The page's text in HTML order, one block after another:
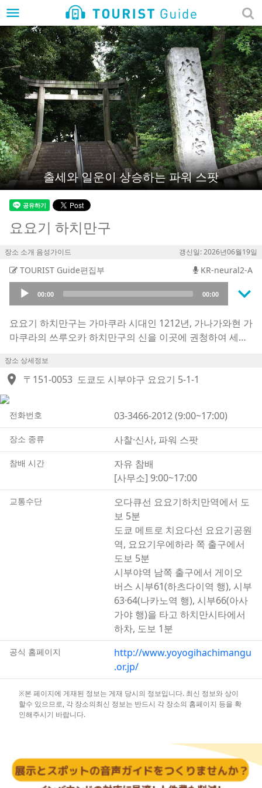
menu
출세와 일운이 상승하는 파워 스팟
요요기 하치만구
장소 소개 음성가이드 갱신일: 2026년06월19일
TOURIST Guide편집부 KR-neural2-A
Audio
Player
00:00 00:00 keyboard_arrow_down
요요기 하치만구는 가마쿠라 시대인 1212년, 가나가와현 가
마쿠라의 쓰루오카 하치만구의 신을 이곳에 권청하여 세운
제신은 ‘하치만님’으로 널리 알려진 오진 천황입니다. 문무
의 신으로 명성이 높아 액막이와 개운, 승리와 성공의 효험
다.
한편, 이 신사를 널리 알린 것은 경내 한쪽에 자리한 출세 이
나리샤입니다. 출세운과 직업운을 관장하는 파워 스폿으로
알려져 있으며, 연예인들도 찾는 명소로 TV에 소개되면서
당시에는 많은 사람들이 몰려들었습니다.
경내의 또 다른 볼거리로는 하이쿠 시인 우스다 아로의 비석
과 복원된 고대 주거지인 ‘요요기 하치만 유적’이 있습니다.
출토 유물 일부는 가구라덴 옆에 있는 전시관에 전시되어 있
장소 상세정보
location_on 〒151-0053 도쿄도 시부야구 요요기 5-1-1
전화번호 03-3466-2012 (9:00~17:00)
장소 종류 사찰·신사, 파워 스팟
참배 시간
자유 참배
[사무소] 9:00~17:00
교통수단
오다큐선 요요기하치만역에서 도
보 5분
도쿄 메트로 치요다선 요요기공원
역, 요요기우에하라 쪽 출구에서
도보 5분
시부야역 남쪽 출구에서 게이오
버스 시부61(하츠다이역 행), 시부
63·64(나카노역 행), 시부66(아사
가야 행)을 타고 하치만시타에서
하차, 도보 1분
공식 홈페이지
http://www.yoyogihachimangu
.or.jp/
※본 페이지에 게재된 정보는 게재 당시의 정보입니다. 최신 정보와 상이
할수 있으므로, 각 장소의최신 정보는 반드시 각 장소의 홈페이지 등을 확
인해주시기 바랍니다.